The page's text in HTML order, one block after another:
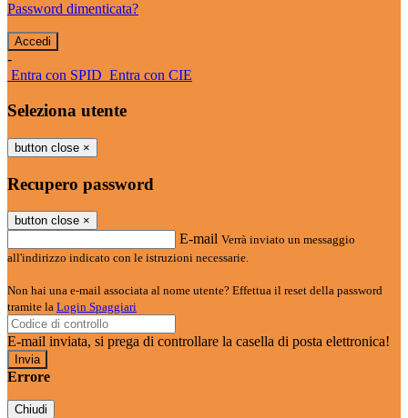
Password dimenticata?
-
Entra con SPID Entra con CIE
Seleziona utente
button close ×
Recupero password
button close ×
E-mail Verrà inviato un messaggio
all'indirizzo indicato con le istruzioni necessarie.
Non hai una e-mail associata al nome utente? Effettua il reset della password
tramite la Login Spaggiari
E-mail inviata, si prega di controllare la casella di posta elettronica!
Errore
Chiudi